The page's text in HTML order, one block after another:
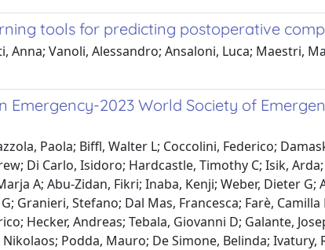
tools for predicting postoperative
Vanoli, Alessandro; Ansaloni, Luca; Maestri,
Emergency-2023 World Society of
Paola; Biffl, Walter L; Coccolini, Federico;
Di Carlo, Isidoro; Hardcastle, Timothy C; Isik,
A; Abu-Zidan, Fikri; Inaba, Kenji; Weber, Dieter
Granieri, Stefano; Dal Mas, Francesca; Farè,
Hecker, Andreas; Tebala, Giovanni D; Galante,
Podda, Mauro; De Simone, Belinda; Ivatury,